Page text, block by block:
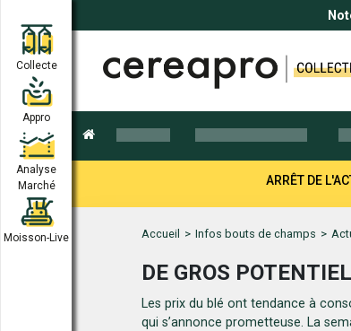
ARRÊT DE
Collecte
Appro
Analyse
Marché
Moisson-Live Accueil > Infos bouts de champs >
DE GROS
Les prix du blé ont tendance à
qui s’annonce prometteuse. La